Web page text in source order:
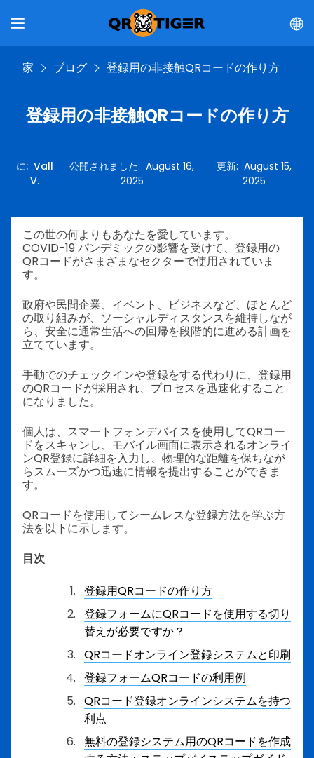
家 ブログ 登録用の非接触QRコードの作り方
登録用の非接触QRコードの作り方
に:Vall
V.
公開されました:August 16,
2025
更新: August 15,
2025
この世の何よりもあなたを愛しています。
COVID-19 パンデミックの影響を受けて、登録用の
QRコードがさまざまなセクターで使用されていま
す。
政府や民間企業、イベント、ビジネスなど、ほとんど
の取り組みが、ソーシャルディスタンスを維持しなが
ら、安全に通常生活への回帰を段階的に進める計画を
立てています。
手動でのチェックインや登録をする代わりに、登録用
のQRコードが採用され、プロセスを迅速化すること
になりました。
個人は、スマートフォンデバイスを使用してQRコー
ドをスキャンし、モバイル画面に表示されるオンライ
ンQR登録に詳細を入力し、物理的な距離を保ちなが
らスムーズかつ迅速に情報を提出することができま
す。
QRコードを使用してシームレスな登録方法を学ぶ方
法を以下に示します。
目次
登録用QRコードの作り方
登録フォームにQRコードを使用する切り
替えが必要ですか？
QRコードオンライン登録システムと印刷
登録フォームQRコードの利用例
QRコード登録オンラインシステムを持つ
利点
無料の登録システム用のQRコードを作成